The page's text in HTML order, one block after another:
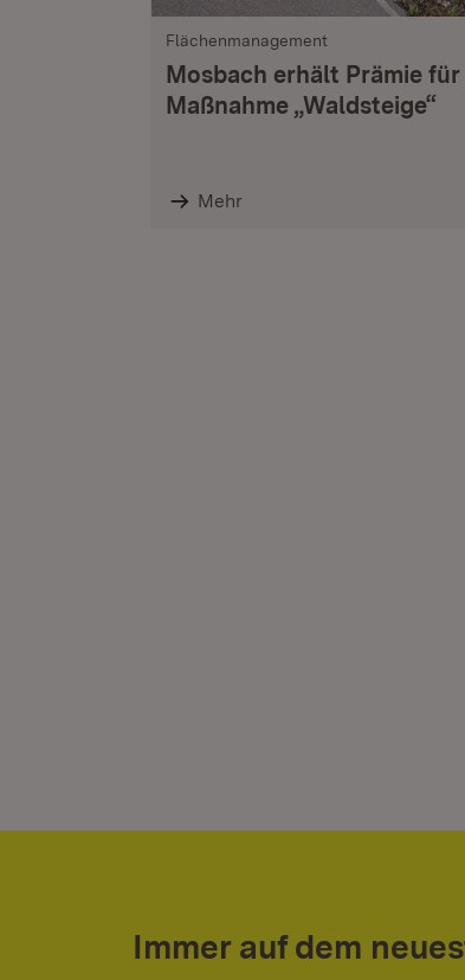
Flächenmanagement
Mosbach erhält Prämie für
Maßnahme „Waldsteige“
Mehr
Immer auf dem